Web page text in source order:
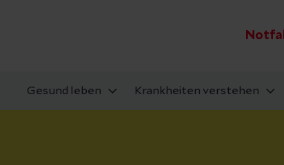
Notfall
Gesund leben Krankheiten verstehen